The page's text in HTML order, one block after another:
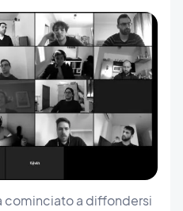
cominciato a diffondersi